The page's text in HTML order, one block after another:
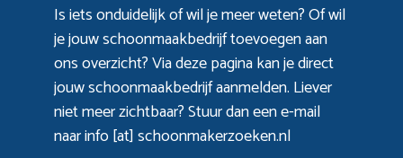
Is iets onduidelijk of wil je meer weten? Of wil
je jouw schoonmaakbedrijf toevoegen aan
ons overzicht? Viadeze paginakan je direct
jouw schoonmaakbedrijf aanmelden. Liever
niet meer zichtbaar? Stuur dan een e-mail
naar info [at] schoonmakerzoeken.nl